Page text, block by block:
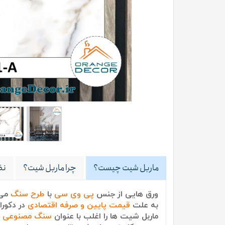
ماربل شیت چیست؟ چرا ماربل شیت؟
ورق هایی از جنس پی وی سی با طرح سنگ
به علت قیمت پایین و صرفه اقتصادی در
ماربل شیت ها را اغلب با عنوان سنگ مصنوعی